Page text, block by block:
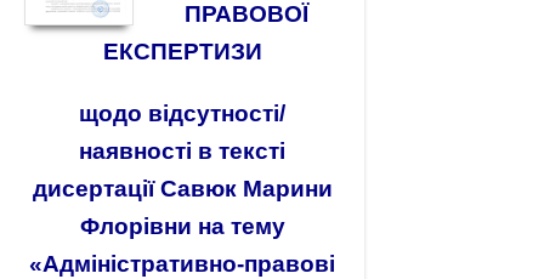
ПРАВОВОЇ
ЕКСПЕРТИЗИ
щодо відсутності/
наявності в тексті
дисертації Савюк Марини
Флорівни на тему
«Адміністративно-правові